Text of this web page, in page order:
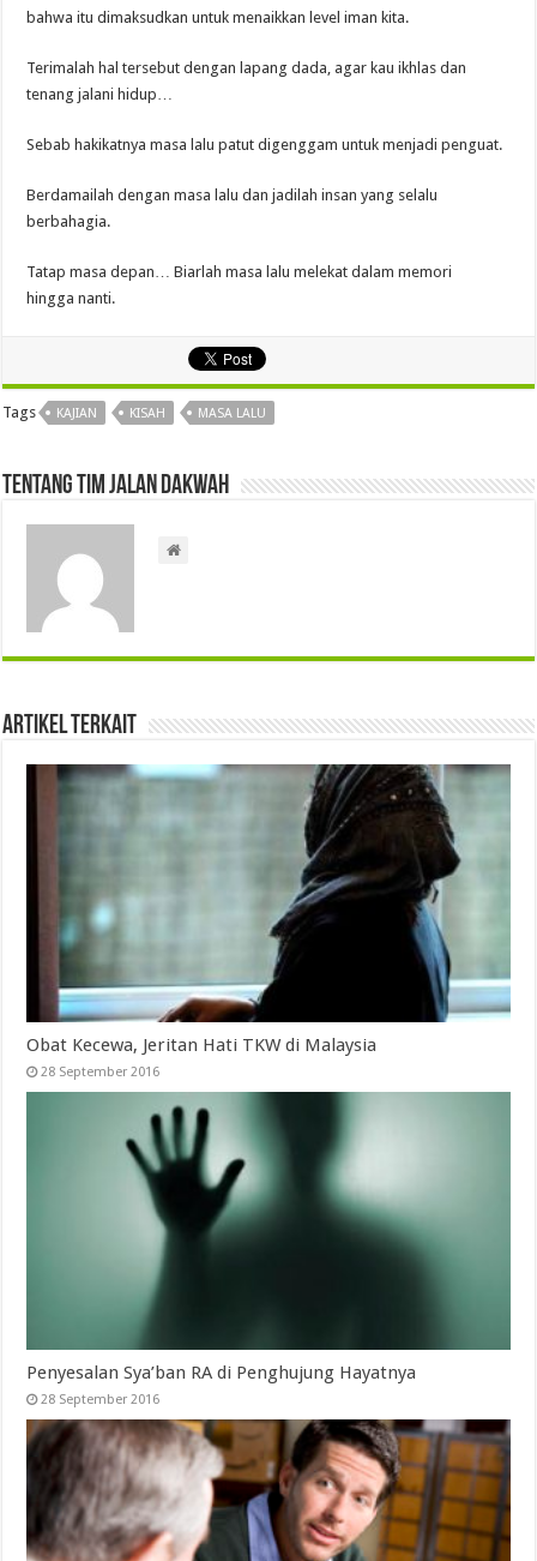
bahwa itu dimaksudkan untuk menaikkan level iman kita.
Terimalah hal tersebut dengan lapang dada, agar kau ikhlas dan
tenang jalani hidup…
Sebab hakikatnya masa lalu patut digenggam untuk menjadi penguat.
Berdamailah dengan masa lalu dan jadilah insan yang selalu
berbahagia.
Tatap masa depan… Biarlah masa lalu melekat dalam memori
hingga nanti.
Tags KAJIAN KISAH MASA LALU
Tentang Tim Jalan Dakwah
Artikel Terkait
Obat Kecewa, Jeritan Hati TKW di Malaysia
28 September 2016
Penyesalan Sya’ban RA di Penghujung Hayatnya
28 September 2016